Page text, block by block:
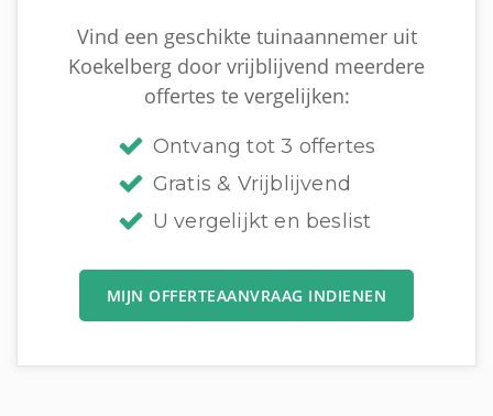
Vind een geschikte tuinaannemer uit
Koekelberg door vrijblijvend meerdere
offertes te vergelijken:
Ontvang tot 3 offertes
Gratis & Vrijblijvend
U vergelijkt en beslist
MIJN OFFERTEAANVRAAG INDIENEN